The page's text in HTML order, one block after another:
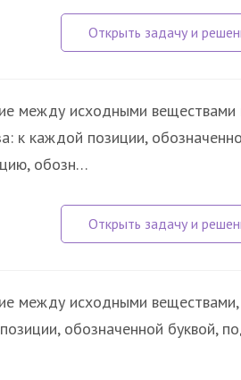
между исходными веществами
к каждой позиции,
обозн…
между исходными
обозначенной буквой,